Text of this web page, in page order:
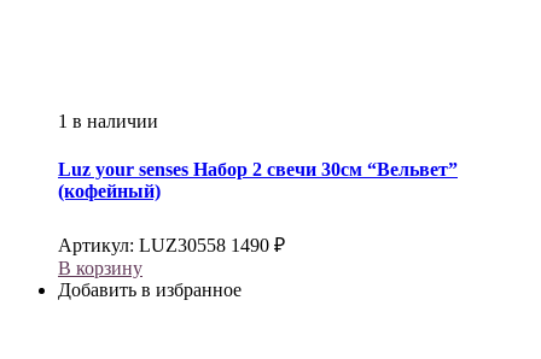
1 в наличии
Luz your senses Набор 2 свечи 30см “Вельвет”
(кофейный)
Артикул: LUZ30558 1490 ₽
В корзину
Добавить в избранное